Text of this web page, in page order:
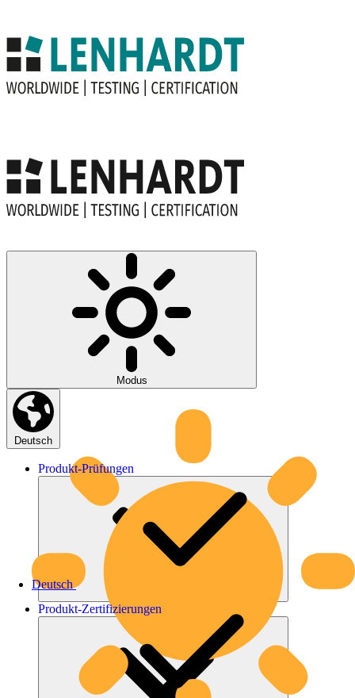
Modus
Deutsch
Deutsch
Produkt-Prüfungen
Produkt-Zertifizierungen